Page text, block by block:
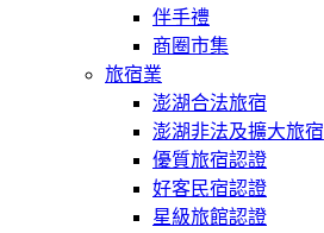
伴手禮
商圈市集
旅宿業
澎湖合法旅宿
澎湖非法及擴大旅宿
優質旅宿認證
好客民宿認證
星級旅館認證